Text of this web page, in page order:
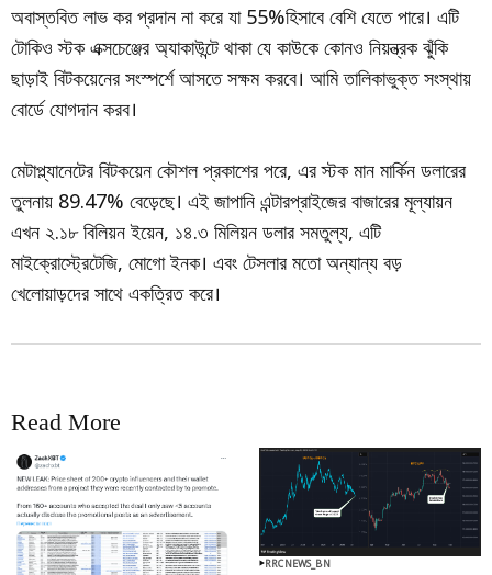
অবাস্তবিত লাভ কর প্রদান না করে যা 55%হিসাবে বেশি যেতে পারে। এটি
টোকিও স্টক এক্সচেঞ্জের অ্যাকাউন্টে থাকা যে কাউকে কোনও নিয়ন্ত্রক ঝুঁকি
ছাড়াই বিটকয়েনের সংস্পর্শে আসতে সক্ষম করবে। আমি তালিকাভুক্ত সংস্থায়
বোর্ডে যোগদান করব।
মেটাপ্ল্যানেটের বিটকয়েন কৌশল প্রকাশের পরে, এর স্টক মান মার্কিন ডলারের
তুলনায় 89.47% বেড়েছে। এই জাপানি এন্টারপ্রাইজের বাজারের মূল্যায়ন
এখন ২.১৮ বিলিয়ন ইয়েন, ১৪.৩ মিলিয়ন ডলার সমতুল্য, এটি
মাইক্রোস্ট্রেটেজি, মোগো ইনক। এবং টেসলার মতো অন্যান্য বড়
খেলোয়াড়দের সাথে একত্রিত করে।
Read More
RRCNEWS_BN RRCNEWS_BN